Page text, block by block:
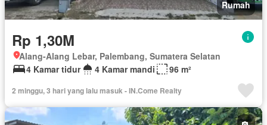
Rumah
Rp 1,30M
Alang-Alang Lebar, Palembang, Sumatera Selatan
4 Kamar tidur
4 Kamar mandi 96 m²
2 minggu, 3 hari yang lalu masuk - IN.Come Realty